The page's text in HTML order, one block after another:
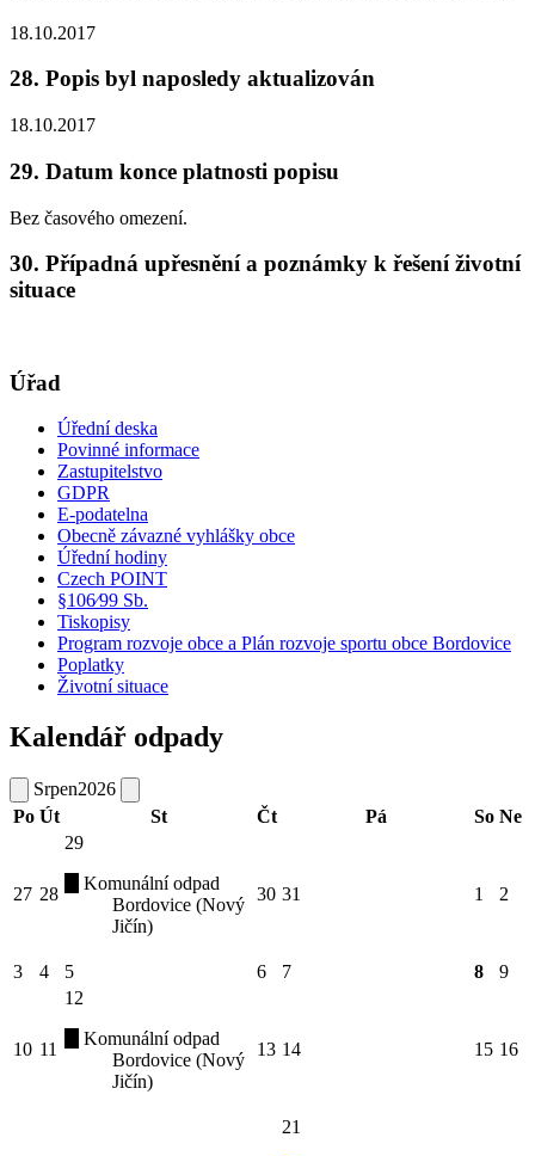
18.10.2017
28. Popis byl naposledy aktualizován
18.10.2017
29. Datum konce platnosti popisu
Bez časového omezení.
30. Případná upřesnění a poznámky k řešení životní
situace
Úřad
Úřední deska
Povinné informace
Zastupitelstvo
GDPR
E-podatelna
Obecně závazné vyhlášky obce
Úřední hodiny
Czech POINT
§106⁄99 Sb.
Tiskopisy
Program rozvoje obce a Plán rozvoje sportu obce Bordovice
Poplatky
Životní situace
Kalendář odpady
Srpen2026
Po Út St Čt Pá So Ne
27 28
29
Komunální odpad
Bordovice (Nový
Jičín)
30 31 1 2
3 4 5 6 7 8 9
10 11
12
Komunální odpad
Bordovice (Nový
Jičín)
13 14 15 16
21